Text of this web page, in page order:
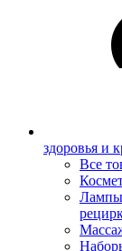
здоровья и
Все
Лампы